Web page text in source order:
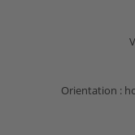
Note moyenne de
Orientation :